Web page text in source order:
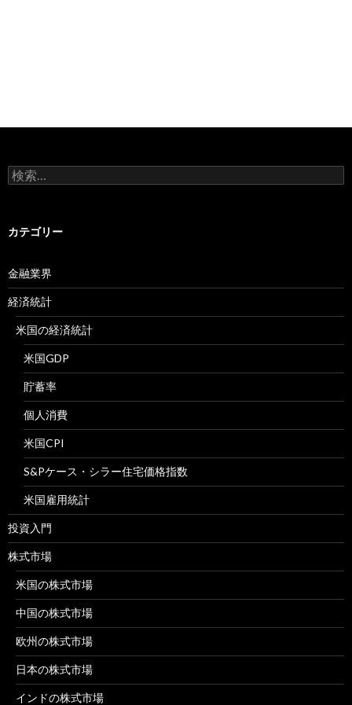
検
索:
カテゴリー
金融業界
経済統計
米国の経済統計
米国GDP
貯蓄率
個人消費
米国CPI
S&Pケース・シラー住宅価格指数
米国雇用統計
投資入門
株式市場
米国の株式市場
中国の株式市場
欧州の株式市場
日本の株式市場
インドの株式市場